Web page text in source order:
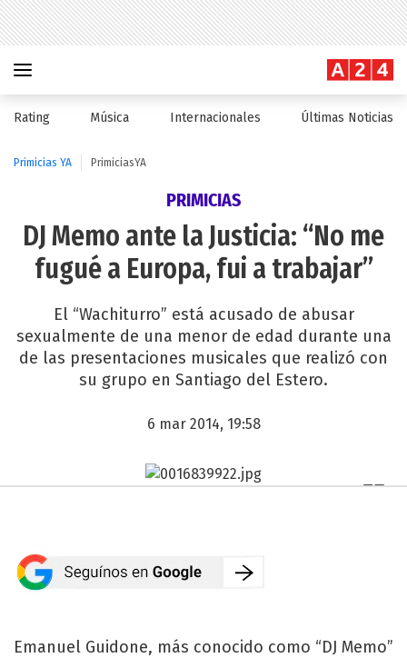
Rating Música Internacionales Últimas Noticias
Primicias YA PrimiciasYA
PRIMICIAS
DJ Memo ante la Justicia: “No me
fugué a Europa, fui a trabajar”
El “Wachiturro” está acusado de abusar
sexualmente de una menor de edad durante una
de las presentaciones musicales que realizó con
su grupo en Santiago del Estero.
6 mar 2014, 19:58
Emanuel Guidone, más conocido como “DJ Memo”